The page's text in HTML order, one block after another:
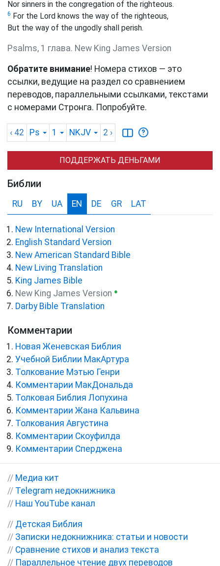
Nor sinners in the congregation of the righteous.
6 For the Lord knows the way of the righteous,
But the way of the ungodly shall perish.
Psalms, 1 глава. New King James Version
Обратите внимание! Номера стихов — это
ссылки, ведущие на раздел со сравнением
переводов, параллельными ссылками, текстами
с номерами Стронга. Попробуйте.
‹ 42 Ps 1 NKJV 2 ›
ПОДДЕРЖАТЬ ДЕНЬГАМИ
Библии
RU BY UA EN DE GR LAT
New International Version
English Standard Version
New American Standard Bible
New Living Translation
King James Bible
New King James Version ●
Darby Bible Translation
Комментарии
Новая Женевская Библия
Учебной Библии МакАртура
Толкование Мэтью Генри
Комментарии МакДональда
Толковая Библия Лопухина
Комментарии Жана Кальвина
Толкования Августина
Комментарии Скоуфилда
Комментарии Сперджена
// Медиа кит
// Telegram недокнижника
// Наш YouTube канал
// Детская Библия
// Записки недокнижника: статьи и новости
// Сравнение стихов и анализ текста
// Параллельное чтение двух переводов